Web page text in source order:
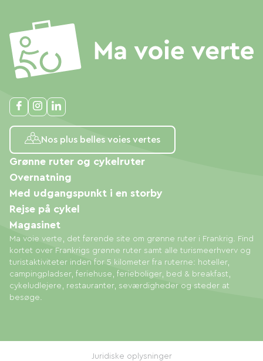
Nos plus belles voies vertes
Ma voie verte, det førende site om grønne ruter i Frankrig. Find
kortet over Frankrigs grønne ruter samt alle turismeerhverv og
turistaktiviteter inden for 5 kilometer fra ruterne: hoteller,
campingpladser, feriehuse, ferieboliger, bed & breakfast,
cykeludlejere, restauranter, seværdigheder og steder at
besøge.
Grønne ruter og cykelruter
Overnatning
Med udgangspunkt i en storby
Rejse på cykel
Magasinet
Juridiske oplysninger